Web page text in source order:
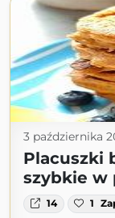
3 października
Placuszki
szybkie w
14 1